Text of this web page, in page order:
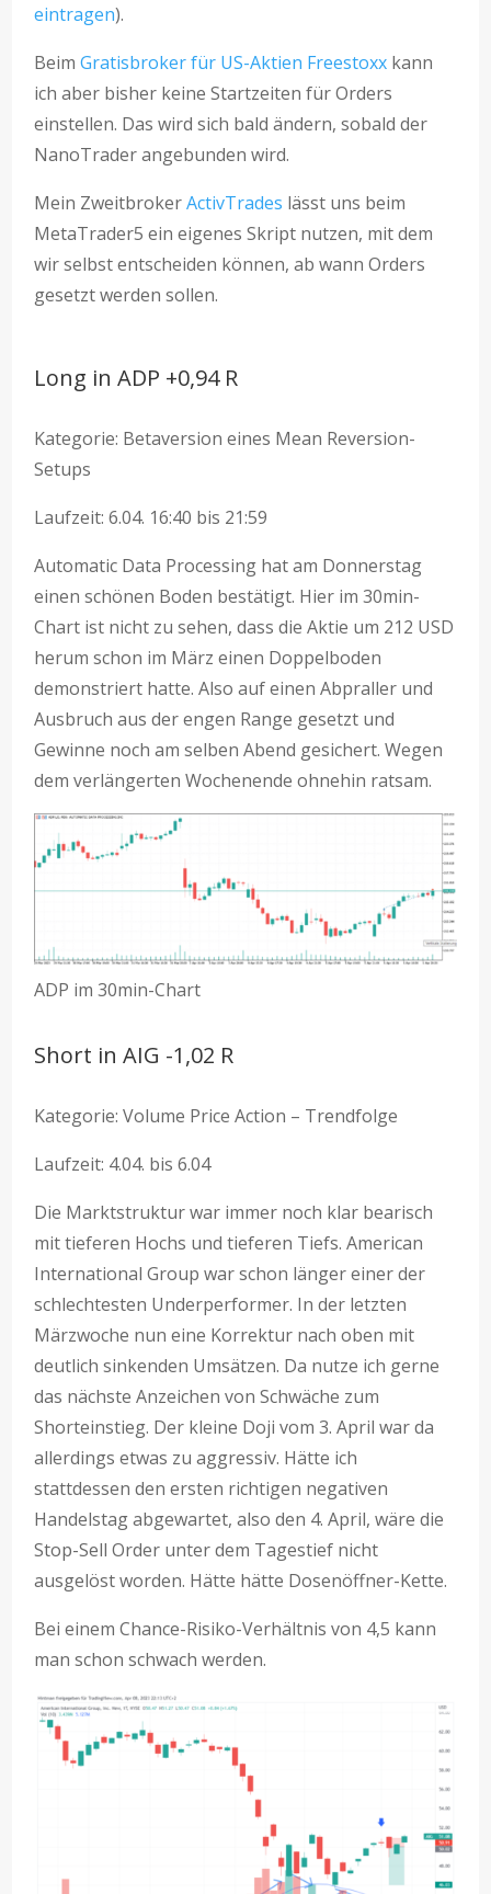
eintragen).
BeimGratisbroker für US-Aktien Freestoxx kann
ich aber bisher keine Startzeiten für Orders
einstellen. Das wird sich bald ändern, sobald der
NanoTrader angebunden wird.
Mein ZweitbrokerActivTrades lässt uns beim
MetaTrader5 ein eigenes Skript nutzen, mit dem
wir selbst entscheiden können, ab wann Orders
gesetzt werden sollen.
Long in ADP +0,94 R
Kategorie: Betaversion eines Mean Reversion-
Setups
Laufzeit: 6.04. 16:40 bis 21:59
Automatic Data Processing hat am Donnerstag
einen schönen Boden bestätigt. Hier im 30min-
Chart ist nicht zu sehen, dass die Aktie um 212 USD
herum schon im März einen Doppelboden
demonstriert hatte. Also auf einen Abpraller und
Ausbruch aus der engen Range gesetzt und
Gewinne noch am selben Abend gesichert. Wegen
dem verlängerten Wochenende ohnehin ratsam.
ADP im 30min-Chart
Short in AIG -1,02 R
Kategorie: Volume Price Action – Trendfolge
Laufzeit: 4.04. bis 6.04
Die Marktstruktur war immer noch klar bearisch
mit tieferen Hochs und tieferen Tiefs. American
International Group war schon länger einer der
schlechtesten Underperformer. In der letzten
Märzwoche nun eine Korrektur nach oben mit
deutlich sinkenden Umsätzen. Da nutze ich gerne
das nächste Anzeichen von Schwäche zum
Shorteinstieg. Der kleine Doji vom 3. April war da
allerdings etwas zu aggressiv. Hätte ich
stattdessen den ersten richtigen negativen
Handelstag abgewartet, also den 4. April, wäre die
Stop-Sell Order unter dem Tagestief nicht
ausgelöst worden. Hätte hätte Dosenöffner-Kette.
Bei einem Chance-Risiko-Verhältnis von 4,5 kann
man schon schwach werden.